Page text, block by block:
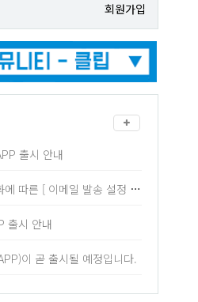
회원가입
출시 안내
] 2차 인증 - 어플리케이션 비밀번호 발급 방법 안내
출시 안내
이 곧 출시될 예정입니다.